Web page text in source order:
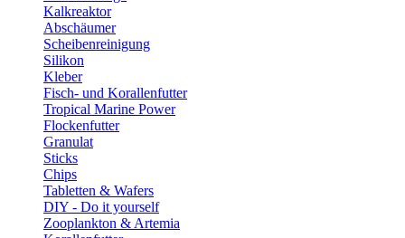
Kalkreaktor
Abschäumer
Scheibenreinigung
Silikon
Kleber
Fisch- und Korallenfutter
Tropical Marine Power
Flockenfutter
Granulat
Sticks
Chips
Tabletten & Wafers
DIY - Do it yourself
Zooplankton & Artemia